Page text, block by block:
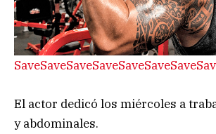
SaveSaveSaveSaveSaveSaveSave
El actor dedicó los miércoles a
y abdominales.